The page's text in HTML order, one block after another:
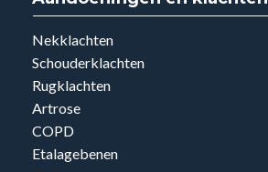
Nekklachten
Schouderklachten
Rugklachten
Artrose
COPD
Etalagebenen